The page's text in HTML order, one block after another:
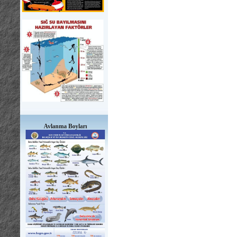
Avlanma Boyları